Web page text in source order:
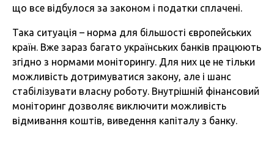
що все відбулося за законом і податки сплачені.
Така ситуація – норма для більшості європейських
країн. Вже зараз багато українських банків працюють
згідно з нормами моніторингу. Для них це не тільки
можливість дотримуватися закону, але і шанс
стабілізувати власну роботу. Внутрішній фінансовий
моніторинг дозволяє виключити можливість
відмивання коштів, виведення капіталу з банку.